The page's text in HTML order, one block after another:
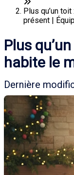
Plus qu’un
présent |
Plus
habite le
Dernière